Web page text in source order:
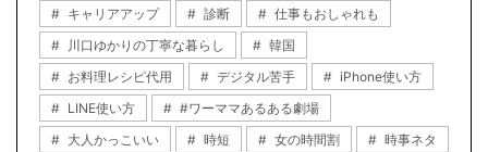
キャリアアップ
診断
仕事もおしゃれも
川口ゆかりの丁寧な暮らし
韓国
お料理レシピ代用
デジタル苦手
iPhone使い方
LINE使い方
#ワーママあるある劇場
大人かっこいい
時短 女の時間割
時事ネタ